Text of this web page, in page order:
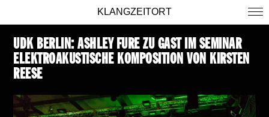
KLANGZEITORT
UDK BERLIN: ASHLEY FURE ZU GAST IM SEMINAR
ELEKTROAKUSTISCHE KOMPOSITION VON KIRSTEN
REESE